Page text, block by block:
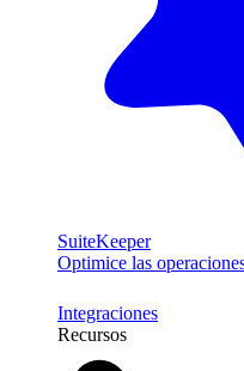
SuiteKeeper
Optimice las
Integraciones
Recursos